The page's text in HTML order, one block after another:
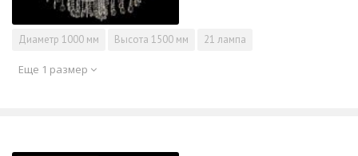
Диаметр 1000 мм Высота 1500 мм 21 лампа
Еще 1 размер